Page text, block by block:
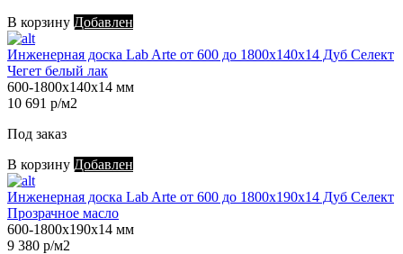
В корзину Добавлен
Инженерная доска Lab Arte от 600 до 1800х140х14 Дуб Селект
Чегет белый лак
600-1800х140х14 мм
10 691 р/м2
Под заказ
В корзину Добавлен
Инженерная доска Lab Arte от 600 до 1800х190х14 Дуб Селект
Прозрачное масло
600-1800х190х14 мм
9 380 р/м2